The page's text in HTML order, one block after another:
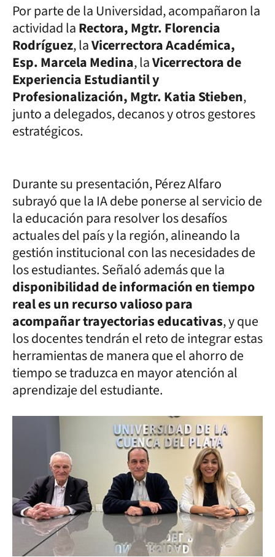
Por parte de la Universidad, acompañaron la
actividad laRectora, Mgtr. Florencia
Rodríguez, laVicerrectora Académica,
Esp. Marcela Medina, laVicerrectora de
Experiencia Estudiantil y
Profesionalización, Mgtr. Katia Stieben,
junto a delegados, decanos y otros gestores
estratégicos.
Durante su presentación, Pérez Alfaro
subrayó que la IA debe ponerse al servicio de
la educación para resolver los desafíos
actuales del país y la región, alineando la
gestión institucional con las necesidades de
los estudiantes. Señaló además que la
disponibilidad de información en tiempo
real es un recurso valioso para
acompañar trayectorias educativas, y que
los docentes tendrán el reto de integrar estas
herramientas de manera que el ahorro de
tiempo se traduzca en mayor atención al
aprendizaje del estudiante.